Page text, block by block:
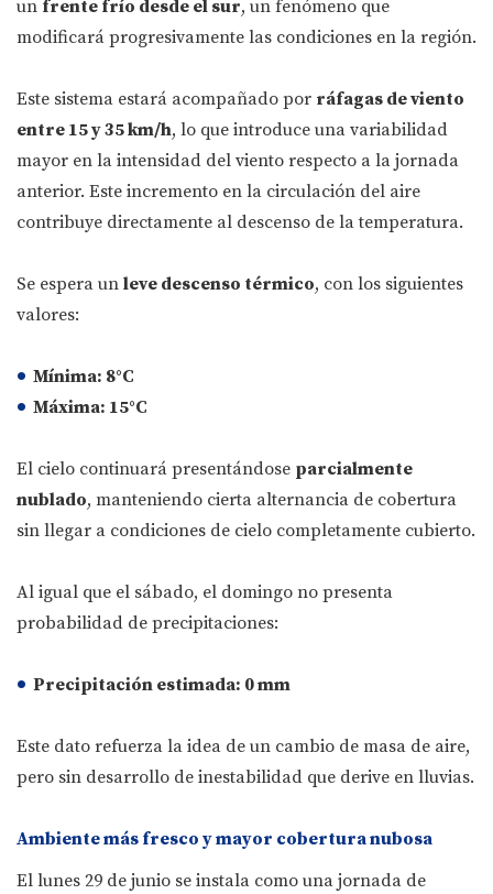
un frente frío desde el sur, un fenómeno que
modificará progresivamente las condiciones en la región.
Este sistema estará acompañado por ráfagas de viento
entre 15 y 35 km/h, lo que introduce una variabilidad
mayor en la intensidad del viento respecto a la jornada
anterior. Este incremento en la circulación del aire
contribuye directamente al descenso de la temperatura.
Se espera un leve descenso térmico, con los siguientes
valores:
Mínima: 8°C
Máxima: 15°C
El cielo continuará presentándose parcialmente
nublado, manteniendo cierta alternancia de cobertura
sin llegar a condiciones de cielo completamente cubierto.
Al igual que el sábado, el domingo no presenta
probabilidad de precipitaciones:
Precipitación estimada: 0 mm
Este dato refuerza la idea de un cambio de masa de aire,
pero sin desarrollo de inestabilidad que derive en lluvias.
Ambiente más fresco y mayor cobertura nubosa
El lunes 29 de junio se instala como una jornada de